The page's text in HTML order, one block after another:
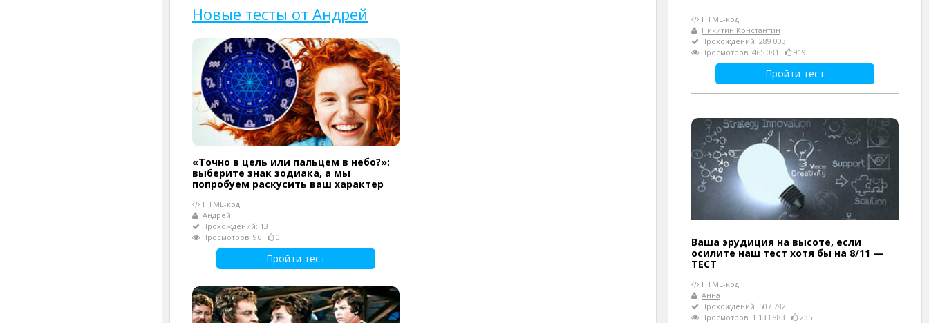
Новые тесты от Андрей
«Точно в цель или пальцем в небо?»:
выберите знак зодиака, а мы
попробуем раскусить ваш характер
HTML-код
Андрей
Прохождений: 13
Просмотров: 96
0
Пройти тест
HTML-код
Никитин Константин
Прохождений: 289 003
Просмотров: 465 081
919
Пройти тест
Ваша эрудиция на высоте, если
осилите наш тест хотя бы на 8/11 —
ТЕСТ
HTML-код
Анна
Прохождений: 507 782
Просмотров: 1 133 883
235